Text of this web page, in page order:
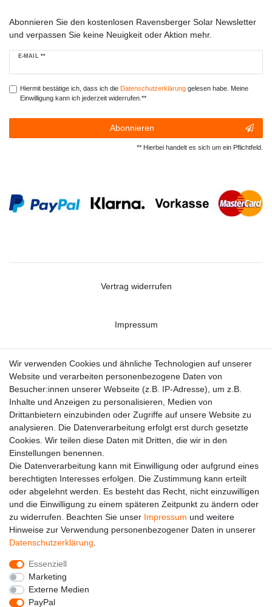
Abonnieren Sie den kostenlosen Ravensberger Solar Newsletter
und verpassen Sie keine Neuigkeit oder Aktion mehr.
E-MAIL **
Newsletter
Hiermit bestätige ich, dass ich die Daten­schutz­erklärunggelesen habe. Meine
Einwilligung kann ich jederzeit widerrufen.**
Abonnieren
** Hierbei handelt es sich um ein Pflichtfeld.
Vertrag widerrufen
Impressum
Datenschutzerklärung
Kontakt
Alle auf dieser Webseite dargestellten Produkte und
Produktinformationen dienen ausschließlich der
allgemeinen Information. Es wird darauf hingewiesen, dass
Abweichungen zwischen den auf der Webseite
dargestellten Produkten und den tatsächlich gelieferten
Modellen möglich sind.
Wir verwenden Cookies und ähnliche Technologien auf unserer
Website und verarbeiten personenbezogene Daten von
Besucher:innen unserer Webseite (z.B. IP-Adresse), um z.B.
Inhalte und Anzeigen zu personalisieren, Medien von
Drittanbietern einzubinden oder Zugriffe auf unsere Website zu
analysieren. Die Datenverarbeitung erfolgt erst durch gesetzte
Cookies. Wir teilen diese Daten mit Dritten, die wir in den
Einstellungen benennen.
Die Datenverarbeitung kann mit Einwilligung oder aufgrund eines
berechtigten Interesses erfolgen. Die Zustimmung kann erteilt
oder abgelehnt werden. Es besteht das Recht, nicht einzuwilligen
und die Einwilligung zu einem späteren Zeitpunkt zu ändern oder
zu widerrufen. Beachten Sie unser Impressum und weitere
Hinweise zur Verwendung personenbezogener Daten in unserer
Daten­schutz­erklärung
Essenziell
Marketing
Externe Medien
PayPal